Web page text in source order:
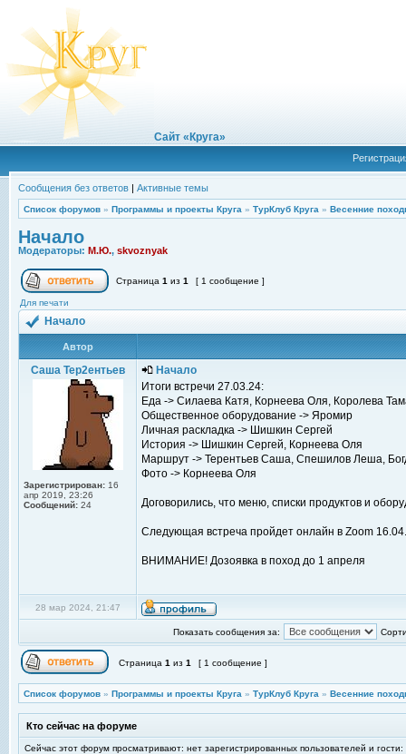
Сайт «Круга»
Сообщения без ответов | Активные темы
Список форумов » Программы и проекты Круга » ТурКлуб Круга » Весенние
Начало
Модераторы: М.Ю., skvoznyak
Страница 1 из 1 [ 1 сообщение ]
Для печати
Начало
Автор
Саша Тер2ентьев
Зарегистрирован: 16
апр 2019, 23:26
Сообщений: 24
Начало
Итоги встречи 27.03.24:
Еда -> Силаева Катя, Корнеева Оля, Королева
Общественное оборудование -> Яромир
Личная раскладка -> Шишкин Сергей
История -> Шишкин Сергей, Корнеева Оля
Маршрут -> Терентьев Саша, Спешилов Леша,
Фото -> Корнеева Оля
Договорились, что меню, списки продуктов и
Следующая встреча пройдет онлайн в Zoom
ВНИМАНИЕ! Дозоявка в поход до 1 апреля
28 мар 2024, 21:47
Показать сообщения за:
Страница 1 из 1 [ 1 сообщение ]
Список форумов » Программы и проекты Круга » ТурКлуб Круга » Весенние
Кто сейчас на форуме
Сейчас этот форум просматривают: нет зарегистрированных пользователей и гости: